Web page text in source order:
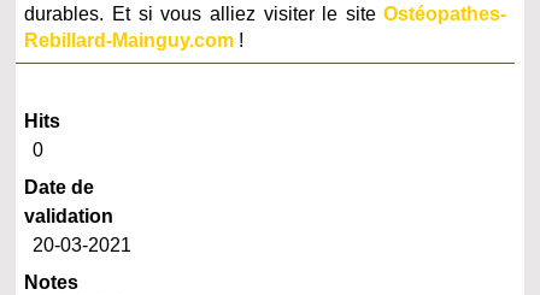
durables. Et si vous alliez visiter le siteOstéopathes-
Rebillard-Mainguy.com !
Hits
0
Date de
validation
20-03-2021
Notes